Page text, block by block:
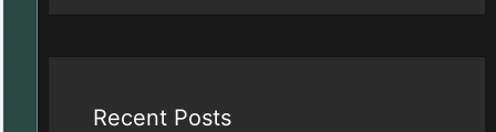
Recent Posts